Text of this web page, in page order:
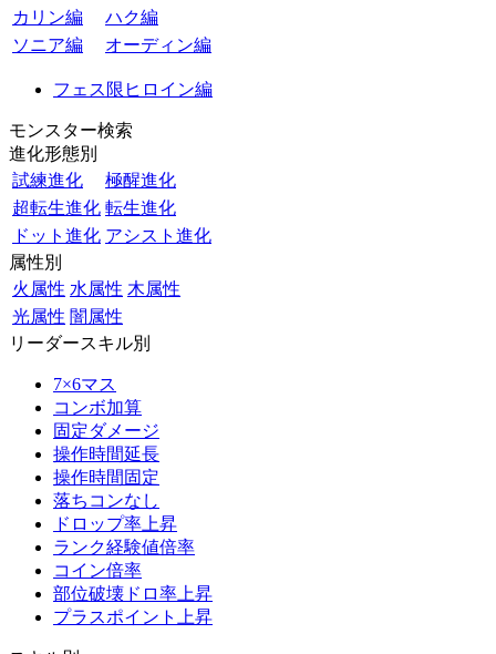
カリン編
ハク編
ソニア編
オーディン編
フェス限ヒロイン編
モンスター検索
進化形態別
試練進化
極醒進化
超転生進化 転生進化
ドット進化 アシスト進化
属性別
火属性 水属性 木属性
光属性 闇属性
リーダースキル別
7×6マス
コンボ加算
固定ダメージ
操作時間延長
操作時間固定
落ちコンなし
ドロップ率上昇
ランク経験値倍率
コイン倍率
部位破壊ドロ率上昇
プラスポイント上昇